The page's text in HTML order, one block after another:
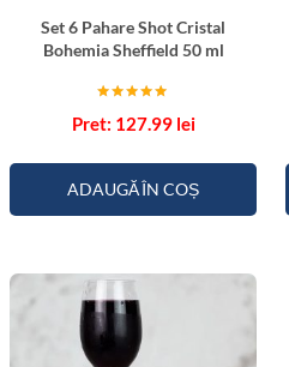
Set 6 Pahare Shot Cristal
Bohemia Sheffield 50 ml
5.00
127.99 lei
ADAUGĂ ÎN COȘ